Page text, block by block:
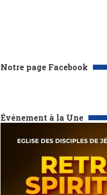
Notre page Facebook
Événement à la Une